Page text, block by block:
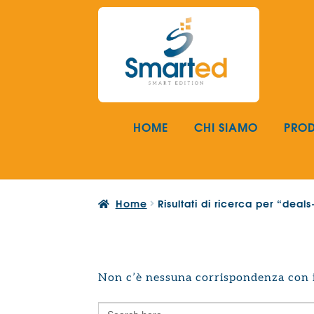
Vai
navigazione
Vai
HOME CHI SIAMO
Home Risultati di ricerca per
Non c’è nessuna corrispondenza
Search